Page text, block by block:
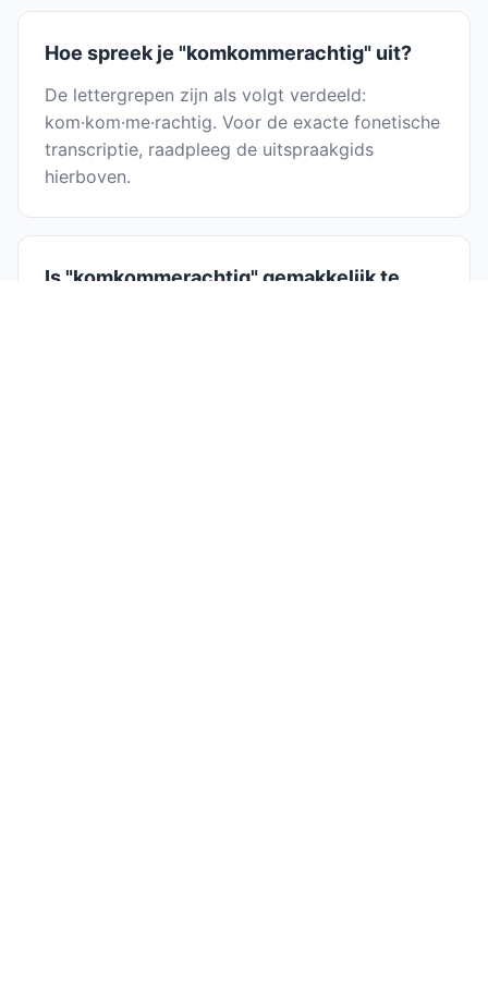
Hoe spreek je "komkommerachtig" uit?
De lettergrepen zijn als volgt verdeeld:
kom·kom·me·rachtig. Voor de exacte fonetische
transcriptie, raadpleeg de uitspraakgids
hierboven.
Is "komkommerachtig" gemakkelijk te